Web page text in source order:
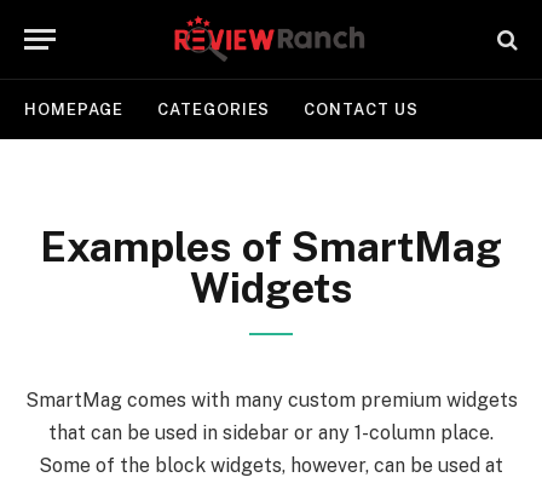
HOMEPAGE CATEGORIES CONTACT US
Examples of SmartMag
Widgets
SmartMag comes with many custom premium widgets
that can be used in sidebar or any 1-column place.
Some of the block widgets, however, can be used at